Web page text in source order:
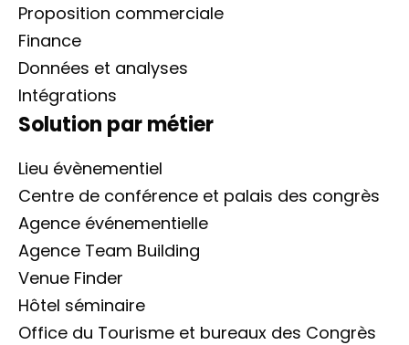
Proposition commerciale
Finance
Données et analyses
Intégrations
Solution par métier
Lieu évènementiel
Centre de conférence et palais des congrès
Agence événementielle
Agence Team Building
Venue Finder
Hôtel séminaire
Office du Tourisme et bureaux des Congrès